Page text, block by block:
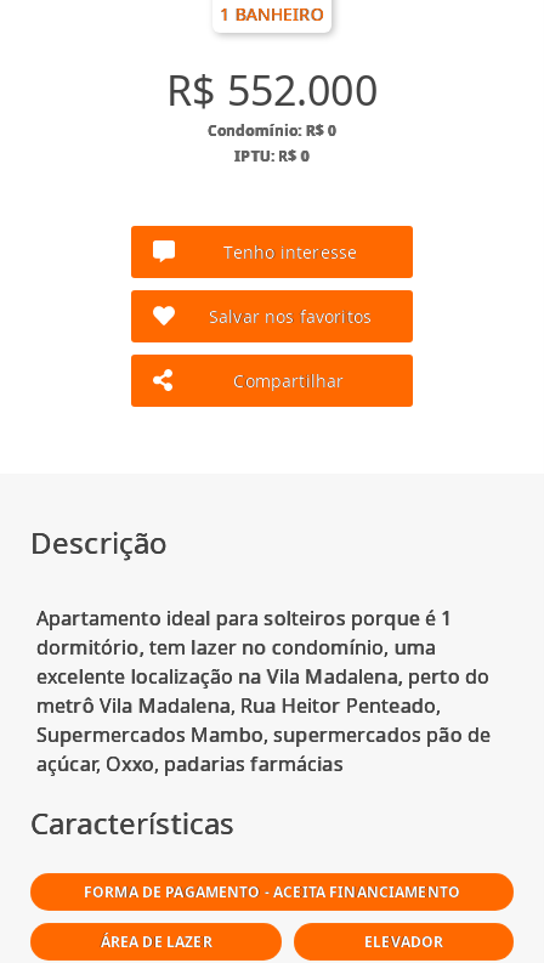
1 BANHEIRO
R$ 552.000
Condomínio: R$ 0
IPTU: R$ 0
Tenho interesse
Salvar nos favoritos
Compartilhar
Descrição
Apartamento ideal para solteiros porque é 1
dormitório, tem lazer no condomínio, uma
excelente localização na Vila Madalena, perto do
metrô Vila Madalena, Rua Heitor Penteado,
Supermercados Mambo, supermercados pão de
Características
FORMA DE PAGAMENTO - ACEITA FINANCIAMENTO
ÁREA DE LAZER ELEVADOR